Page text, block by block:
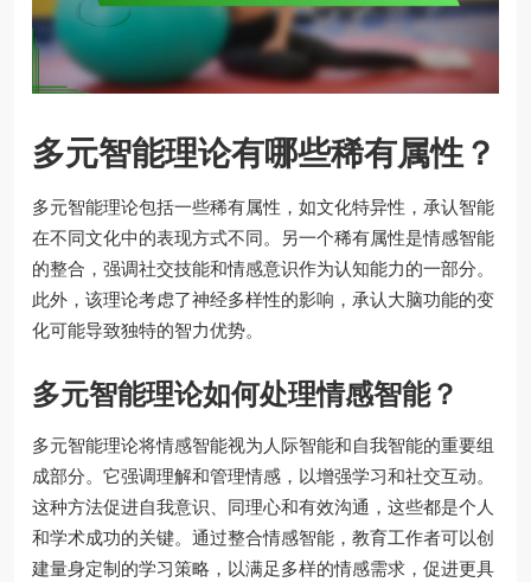
多元智能理论有哪些稀有属性？
多元智能理论包括一些稀有属性，如文化特异性，承认智能
在不同文化中的表现方式不同。另一个稀有属性是情感智能
的整合，强调社交技能和情感意识作为认知能力的一部分。
此外，该理论考虑了神经多样性的影响，承认大脑功能的变
化可能导致独特的智力优势。
多元智能理论如何处理情感智能？
多元智能理论将情感智能视为人际智能和自我智能的重要组
成部分。它强调理解和管理情感，以增强学习和社交互动。
这种方法促进自我意识、同理心和有效沟通，这些都是个人
和学术成功的关键。通过整合情感智能，教育工作者可以创
建量身定制的学习策略，以满足多样的情感需求，促进更具